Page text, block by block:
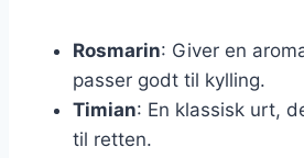
Rosmarin: Giver en
passer godt til kylling.
Timian: En klassisk urt,
til retten.